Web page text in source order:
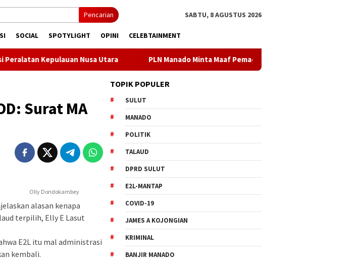
Pencarian SABTU, 8 AGUSTUS 2026
SOCIAL SPOTYLIGHT OPINI CELEBTAINMENT
Nusa Utara PLN Manado Minta Maaf Pemadaman Bergilir di Pulau Bunaken, Minggu Dua
Surat MA
Olly Dondokambey
alasan kenapa
terpilih, Elly E Lasut
E2L itu mal administrasi
kembali.
TOPIK POPULER
SULUT
MANADO
POLITIK
TALAUD
DPRD SULUT
E2L-MANTAP
COVID-19
JAMES A KOJONGIAN
KRIMINAL
BANJIR MANADO